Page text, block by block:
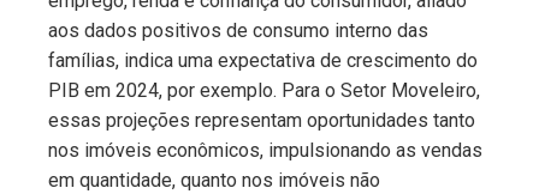
aos dados positivos de consumo interno das
famílias, indica uma expectativa de crescimento do
PIB em 2024, por exemplo. Para o Setor Moveleiro,
essas projeções representam oportunidades tanto
nos imóveis econômicos, impulsionando as vendas
em quantidade, quanto nos imóveis não